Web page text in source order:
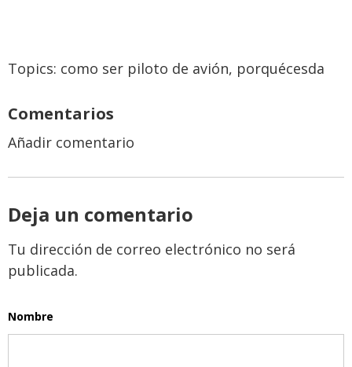
Topics: como ser piloto de avión, porquécesda
Comentarios
Añadir comentario
Deja un comentario
Tu dirección de correo electrónico no será
publicada.
Nombre